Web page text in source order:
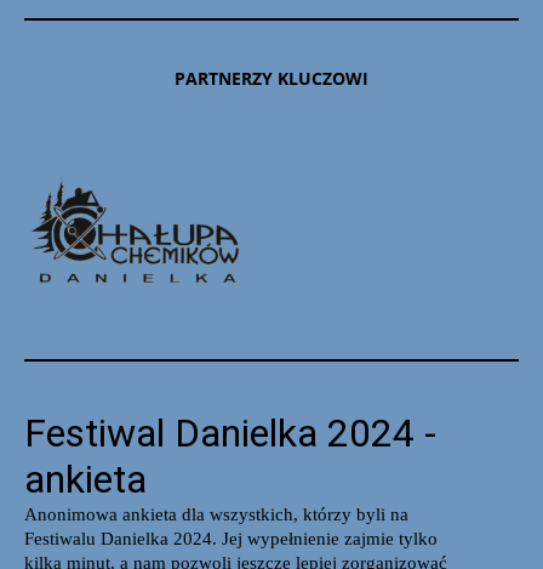
PARTNERZY KLUCZOWI